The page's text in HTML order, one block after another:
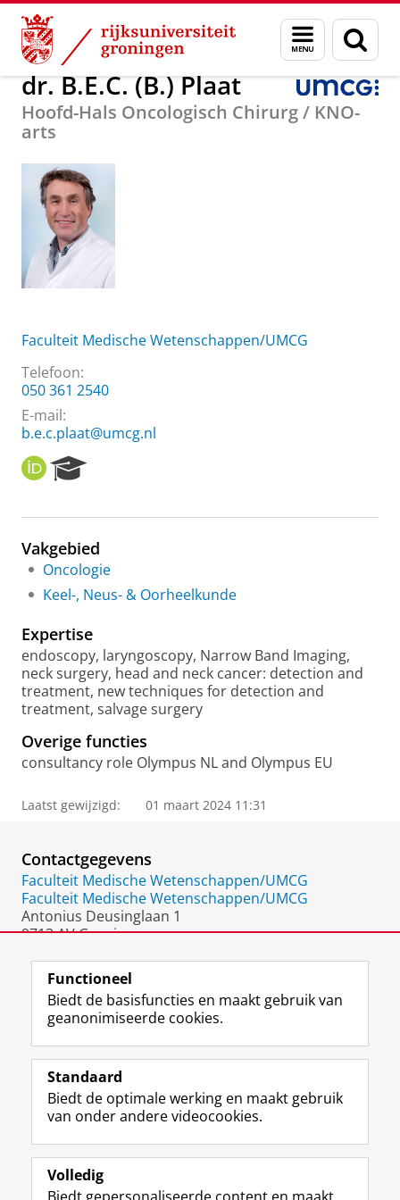
Skip
Content
Skip
Navigation
Menu
en
zoeken
Over ons dr. B.E.C. (B.) Plaat
dr. B.E.C. (B.) Plaat
Hoofd-Hals Oncologisch Chirurg / KNO-
arts
Faculteit Medische Wetenschappen/UMCG
Telefoon:
050 361 2540
E-mail:
b.e.c.plaat@umcg.nl
O
R
I
e
r
c
h
r
t
a
l
Vakgebied
Oncologie
Keel-, Neus- & Oorheelkunde
Expertise
endoscopy, laryngoscopy, Narrow Band Imaging,
neck surgery, head and neck cancer: detection and
treatment, new techniques for detection and
treatment, salvage surgery
Overige functies
consultancy role Olympus NL and Olympus EU
Laatst gewijzigd: 01 maart 2024 11:31
Contactgegevens
Faculteit Medische Wetenschappen/UMCG
Faculteit Medische Wetenschappen/UMCG
Antonius Deusinglaan 1
9713 AV Groningen
Volg de RUG
F
a
e
b
o
p
L
i
k
e
I
-
R
S
-
f
e
R
I
n
t
r
m
Y
o
T
e
k
Studiekiezers
Alumni
Functioneel
Biedt de basisfuncties en maakt gebruik van
geanonimiseerde cookies.
Standaard
Biedt de optimale werking en maakt gebruik
van onder andere videocookies.
Volledig